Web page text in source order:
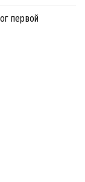
первой